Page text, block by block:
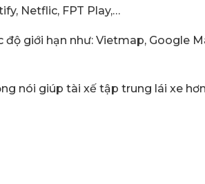
Netflic, FPT Play,…
giới hạn như: Vietmap, Google
nói giúp tài xế tập trung lái xe